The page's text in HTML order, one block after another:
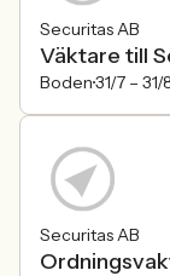
Securitas AB
Väktare till
Boden31/7 – 31/
Securitas AB